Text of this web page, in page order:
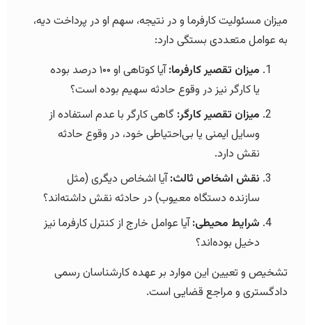
میزان مسئولیت کارفرما و در نتیجه، سهم او در پرداخت دیه،
به عوامل متعددی بستگی دارد:
میزان تقصیر کارفرما:
آیا کوتاهی او ۱۰۰ درصد بوده
یا کارگر نیز در وقوع حادثه سهیم بوده است؟
میزان تقصیر کارگر: گاهی کارگر با عدم استفاده از
وسایل ایمنی یا بی‌احتیاطی خود، در وقوع حادثه
نقش دارد.
نقش اشخاص ثالث:آیا اشخاص دیگری (مثل
سازنده دستگاه معیوب) در حادثه نقش داشته‌اند؟
شرایط محیطی:آیا عوامل خارج از کنترل کارفرما نیز
دخیل بوده‌اند؟
تشخیص و تعیین این موارد بر عهده کارشناسان رسمی
دادگستری و مراجع قضایی است.